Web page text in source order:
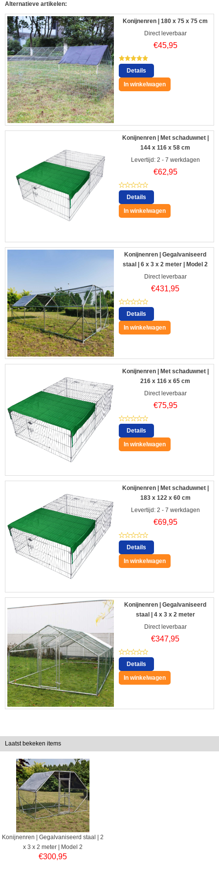
Alternatieve artikelen:
Konijnenren | 180 x 75 x 75 cm
Direct leverbaar
€45,95
Details
In winkelwagen
Konijnenren | Met schaduwnet |
144 x 116 x 58 cm
Levertijd: 2 - 7 werkdagen
€62,95
Details
In winkelwagen
Konijnenren | Gegalvaniseerd
staal | 6 x 3 x 2 meter | Model 2
Direct leverbaar
€431,95
Details
In winkelwagen
Konijnenren | Met schaduwnet |
216 x 116 x 65 cm
Direct leverbaar
€75,95
Details
In winkelwagen
Konijnenren | Met schaduwnet |
183 x 122 x 60 cm
Levertijd: 2 - 7 werkdagen
€69,95
Details
In winkelwagen
Konijnenren | Gegalvaniseerd
staal | 4 x 3 x 2 meter
Direct leverbaar
€347,95
Details
In winkelwagen
Laatst bekeken items
Konijnenren | Gegalvaniseerd staal | 2
x 3 x 2 meter | Model 2
€300,95